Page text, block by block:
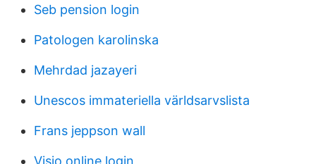
Seb pension login
Patologen karolinska
Mehrdad jazayeri
Unescos immateriella världsarvslista
Frans jeppson wall
Visio online login